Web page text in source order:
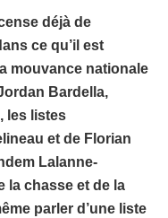
déjà de
ce qu’il est
mouvance nationale
Bardella,
les listes
et de Florian
Lalanne-
la chasse et de la
parler d’une liste